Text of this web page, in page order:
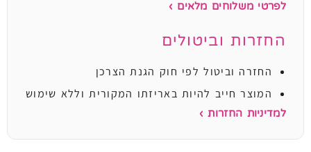
לפרטי משלוחים מלאים ›
החזרות וביטולים
החזרה וביטול לפי חוק הגנת הצרכן
המוצר חייב להיות באריזתו המקורית וללא שימוש
למדיניות החזרות ›